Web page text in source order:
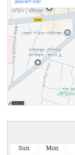
Sun Mon